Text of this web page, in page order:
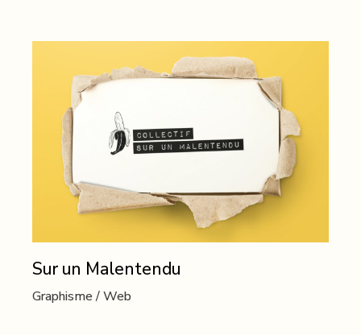
Sur un Malentendu
Graphisme Web